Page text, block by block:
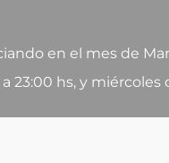
en el mes de
23:00 hs, y miércoles